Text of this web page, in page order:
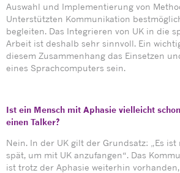
Auswahl und Implementierung von
Unterstützten Kommunikation
begleiten. Das Integrieren von UK in die
Arbeit ist deshalb sehr sinnvoll. Ein
diesem Zusammenhang das Einsetzen
eines Sprachcomputers sein.
Ist ein Mensch mit Aphasie vielleicht
einen Talker?
Nein. In der UK gilt der Grundsatz: „Es
spät, um mit UK anzufangen“. Das
ist trotz der Aphasie weiterhin